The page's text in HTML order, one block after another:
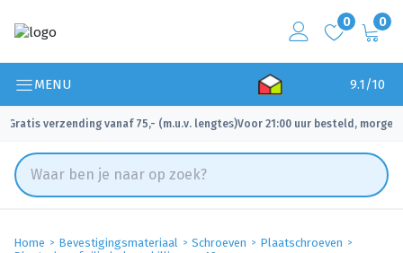
0 0
MENU 9.1/10
Gratis verzending vanaf 75,- (m.u.v. lengtes)
✓ Voor 21:00 uur besteld, morgen
Home Bevestigingsmateriaal Schroeven
Plaatschroeven